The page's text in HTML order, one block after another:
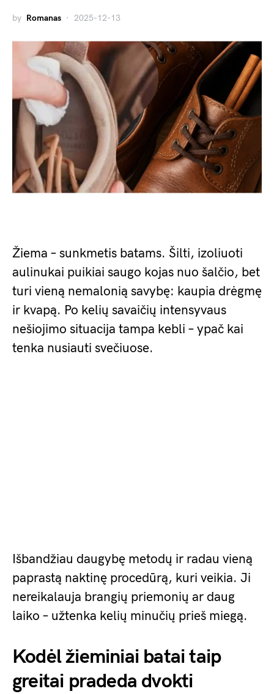
by Romanas 2025-12-13
Žiema – sunkmetis batams. Šilti, izoliuoti
aulinukai puikiai saugo kojas nuo šalčio, bet
turi vieną nemalonią savybę: kaupia drėgmę
ir kvapą. Po kelių savaičių intensyvaus
nešiojimo situacija tampa kebli – ypač kai
tenka nusiauti svečiuose.
Išbandžiau daugybę metodų ir radau vieną
paprastą naktinę procedūrą, kuri veikia. Ji
nereikalauja brangių priemonių ar daug
laiko – užtenka kelių minučių prieš miegą.
Kodėl žieminiai batai taip
greitai pradeda dvokti